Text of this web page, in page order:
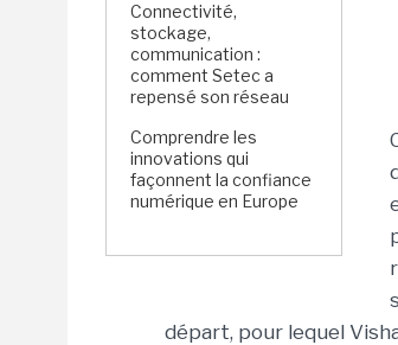
Connectivité,
stockage,
communication :
comment Setec a
repensé son réseau
Comprendre les
innovations qui
façonnent la confiance
numérique en Europe
départ, pour lequel